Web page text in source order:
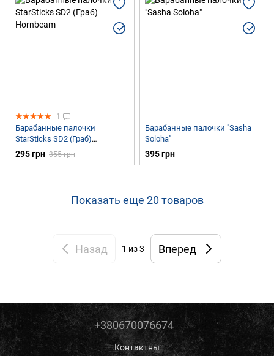
1
Барабанные палочки
StarSticks SD2 (Граб)
Hornbeam
295 грн 355 грн
Барабанные палочки "Sasha
Soloha"
395 грн
Показать еще 20 товаров
Назад 1 из 3 Вперед
+380670076674
Контактны